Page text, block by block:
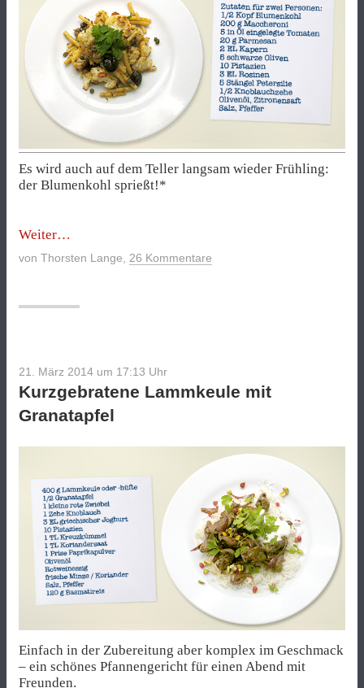
Es wird auch auf dem Teller langsam wieder Frühling:
der Blumenkohl sprießt!*
Weiter„Blumenkohl-
von Thorsten Lange 26 Kommentare
21. März 2014 um 17:13 Uhr
Kurzgebratene Lammkeule mit
Granatapfel
Einfach in der Zubereitung aber komplex im Geschmack
– ein schönes Pfannengericht für einen Abend mit
Freunden.